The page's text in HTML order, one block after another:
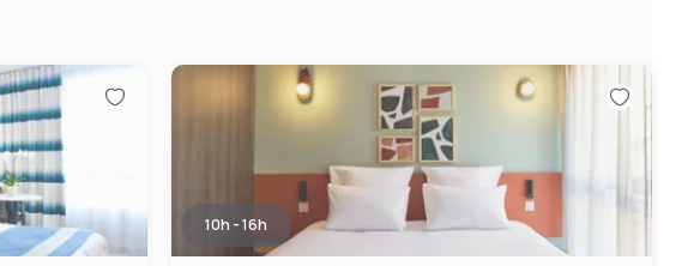
10h - 16h